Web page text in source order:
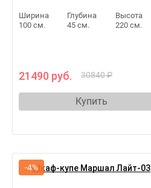
Ширина
100 см.
Глубина
45 см.
Высота
220 см.
21490 руб. 30840 ₽
Купить
Шкаф-купе Маршал Лайт-03
-4%